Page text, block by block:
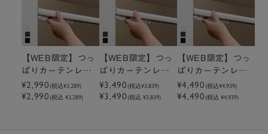
【WEB限定】つっ
ぱりカーテンレー
ル 45～70cm
¥2,990(税込¥3,289)
¥2,990(税込 ¥3,289)
【WEB限定】つっ
ぱりカーテンレー
ル 70～110cm
¥3,490(税込¥3,839)
¥3,490(税込 ¥3,839)
【WEB限定】つっ
ぱりカーテンレー
ル 150～190cm
¥4,490(税込¥4,939)
¥4,490(税込 ¥4,939)